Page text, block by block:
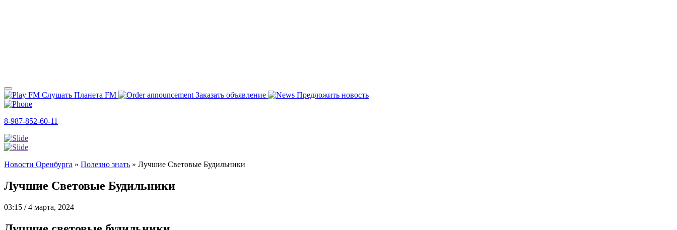
Слушать Планета FM Заказать объявление Предложить новость
8-987-852-60-11
Новости Оренбурга » Полезно знать » Лучшие Световые Будильники
Лучшие Световые Будильники
03:15 / 4 марта, 2024